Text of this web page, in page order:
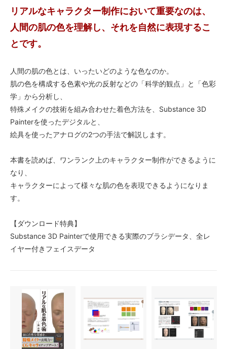
リアルなキャラクター制作において重要なのは、
人間の肌の色を理解し、それを自然に表現するこ
とです。
人間の肌の色とは、いったいどのような色なのか。
肌の色を構成する色素や光の反射などの「科学的観点」と「色彩
学」から分析し、
特殊メイクの技術を組み合わせた着色方法を、Substance 3D
Painterを使ったデジタルと、
絵具を使ったアナログの2つの手法で解説します。
本書を読めば、ワンランク上のキャラクター制作ができるように
なり、
キャラクターによって様々な肌の色を表現できるようになりま
す。
【ダウンロード特典】
Substance 3D Painterで使用できる実際のブラシデータ、全レ
イヤー付きフェイスデータ